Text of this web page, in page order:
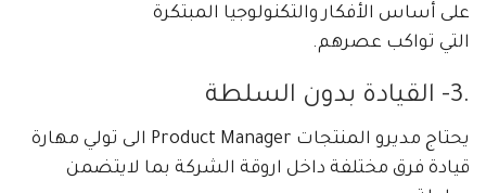
على أساس الأفكار والتكنولوجيا المبتكرة
التي تواكب عصرهم.
.3- القيادة بدون السلطة
يحتاج مديرو المنتجات Product Manager الى تولي مهارة
قيادة فرق مختلفة داخل اروقة الشركة بما لايتضمن